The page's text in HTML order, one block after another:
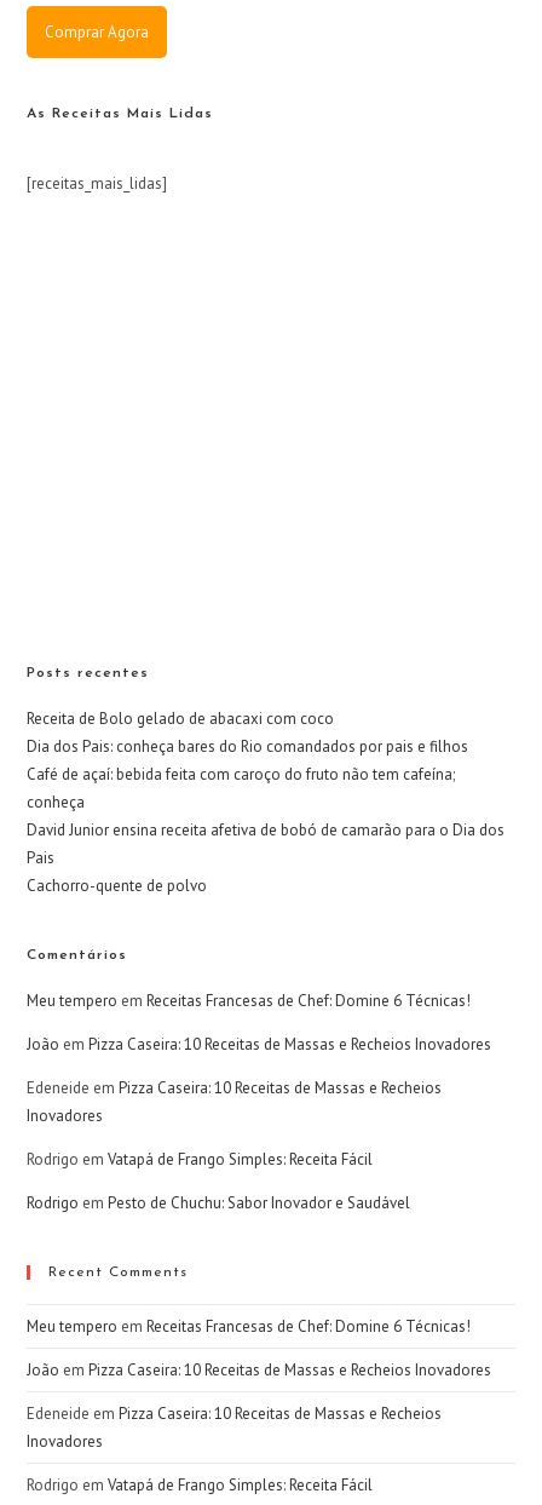
Comprar Agora
As Receitas Mais Lidas
[receitas_mais_lidas]
Posts recentes
Receita de Bolo gelado de abacaxi com coco
Dia dos Pais: conheça bares do Rio comandados por pais e filhos
Café de açaí: bebida feita com caroço do fruto não tem cafeína;
conheça
David Junior ensina receita afetiva de bobó de camarão para o Dia dos
Pais
Cachorro-quente de polvo
Comentários
Meu tempero emReceitas Francesas de Chef: Domine 6 Técnicas!
João emPizza Caseira: 10 Receitas de Massas e Recheios Inovadores
Edeneide emPizza Caseira: 10 Receitas de Massas e Recheios
Inovadores
Rodrigo emVatapá de Frango Simples: Receita Fácil
Rodrigo emPesto de Chuchu: Sabor Inovador e Saudável
Recent Comments
Meu tempero emReceitas Francesas de Chef: Domine 6 Técnicas!
João emPizza Caseira: 10 Receitas de Massas e Recheios Inovadores
Edeneide emPizza Caseira: 10 Receitas de Massas e Recheios
Inovadores
Rodrigo emVatapá de Frango Simples: Receita Fácil